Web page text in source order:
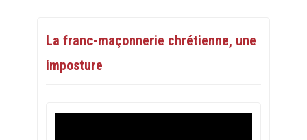
La franc-maçonnerie chrétienne, une
imposture